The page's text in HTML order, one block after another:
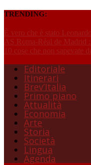
TRENDING:
È vero che è stato
AS Roma-Réal de Madrid
10 cose che non sapevate
Editoriale
Itinerari
Brev’Italia
Primo piano
Attualità
Economia
Arte
Storia
Società
Lingua
Agenda